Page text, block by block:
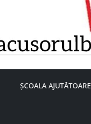
ȘCOALA